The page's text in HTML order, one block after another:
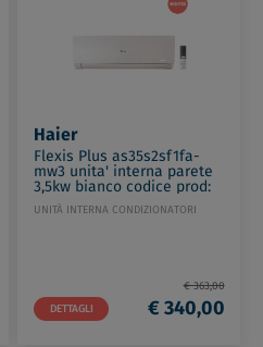
Haier
Flexis Plus as35s2sf1fa-
mw3 unita' interna parete
3,5kw bianco codice prod:
2501302B2
UNITÀ INTERNA CONDIZIONATORI
DETTAGLI
€ 363,00
€ 340,00